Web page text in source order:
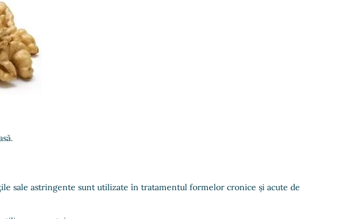
sale astringente sunt utilizate în tratamentul formelor cronice și acute de